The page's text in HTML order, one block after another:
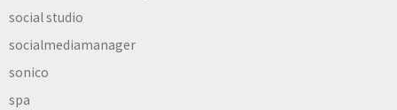
social studio
socialmediamanager
sonico
spa